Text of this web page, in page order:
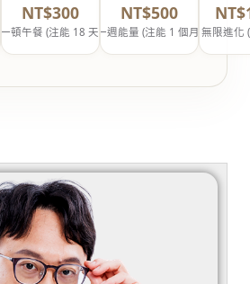
NT$300
一頓午餐 (注能 18 天)
NT$500
一週能量 (注能 1 個月)無限進化